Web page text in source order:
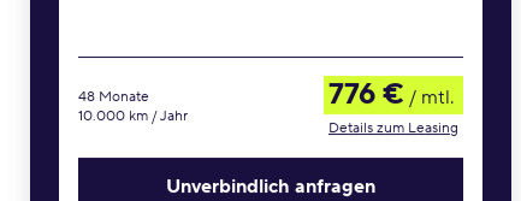
48 Monate
10.000 km / Jahr
776 € / mtl.
Details zum Leasing
Unverbindlich anfragen